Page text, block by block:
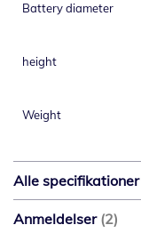
Battery diameter
height
Weight
Alle specifikationer
Anmeldelser 2